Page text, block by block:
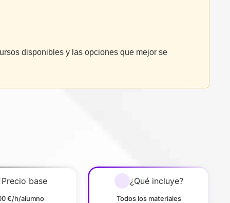
disponibles y las opciones que mejor se
Precio base
€/h/alumno
¿Qué incluye?
Todos los materiales